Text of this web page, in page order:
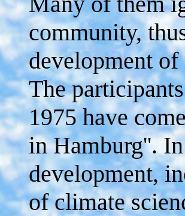
community,
development
The
1975 have
in Hamburg''.
development,
of climate